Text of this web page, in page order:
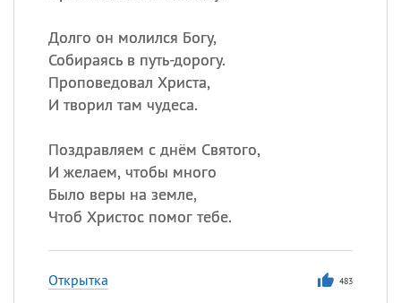
Долго он молился Богу,
Собираясь в путь-дорогу.
Проповедовал Христа,
И творил там чудеса.
Поздравляем с днём Святого,
И желаем, чтобы много
Было веры на земле,
Чтоб Христос помог тебе.
Открытка 483